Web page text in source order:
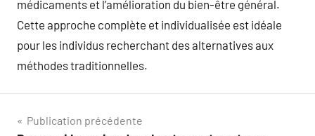
médicaments et l’amélioration du bien-être général.
Cette approche complète et individualisée est idéale
pour les individus recherchant des alternatives aux
méthodes traditionnelles.
Navigation
Publication précédente